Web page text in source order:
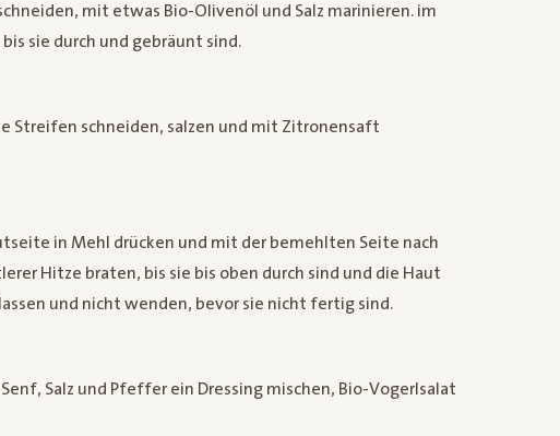
mit etwas Bio-Olivenöl und Salz marinieren. im
bis sie durch und gebräunt sind.
Streifen schneiden, salzen und mit Zitronensaft
in Mehl drücken und mit der bemehlten Seite nach
Hitze braten, bis sie bis oben durch sind und die Haut
und nicht wenden, bevor sie nicht fertig sind.
Senf, Salz und Pfeffer ein Dressing mischen, Bio-Vogerlsalat